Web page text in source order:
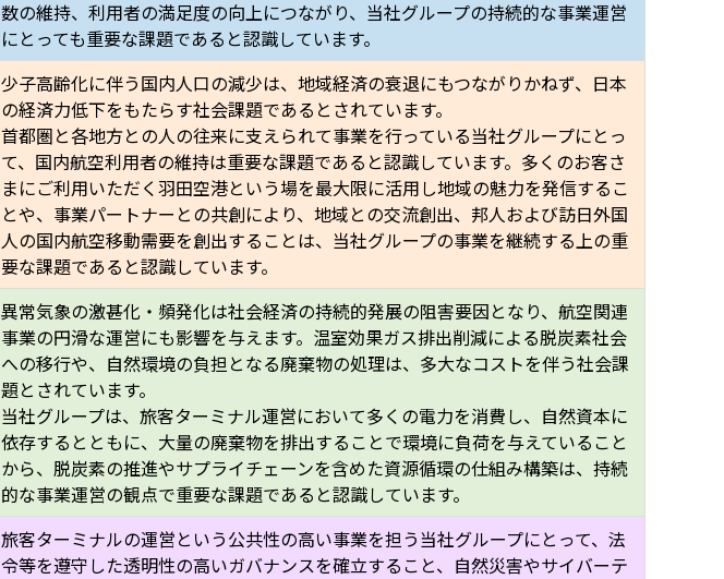
数の維持、利用者の満足度の向上につながり、当社グループの持続的な事業運営
にとっても重要な課題であると認識しています。
少子高齢化に伴う国内人口の減少は、地域経済の衰退にもつながりかねず、日本
の経済力低下をもたらす社会課題であるとされています。
首都圏と各地方との人の往来に支えられて事業を行っている当社グループにとっ
て、国内航空利用者の維持は重要な課題であると認識しています。多くのお客さ
まにご利用いただく羽田空港という場を最大限に活用し地域の魅力を発信するこ
とや、事業パートナーとの共創により、地域との交流創出、邦人および訪日外国
人の国内航空移動需要を創出することは、当社グループの事業を継続する上の重
要な課題であると認識しています。
異常気象の激甚化・頻発化は社会経済の持続的発展の阻害要因となり、航空関連
事業の円滑な運営にも影響を与えます。温室効果ガス排出削減による脱炭素社会
への移行や、自然環境の負担となる廃棄物の処理は、多大なコストを伴う社会課
題とされています。
当社グループは、旅客ターミナル運営において多くの電力を消費し、自然資本に
依存するとともに、大量の廃棄物を排出することで環境に負荷を与えていること
から、脱炭素の推進やサプライチェーンを含めた資源循環の仕組み構築は、持続
的な事業運営の観点で重要な課題であると認識しています。
旅客ターミナルの運営という公共性の高い事業を担う当社グループにとって、法
令等を遵守した透明性の高いガバナンスを確立すること、自然災害やサイバーテ